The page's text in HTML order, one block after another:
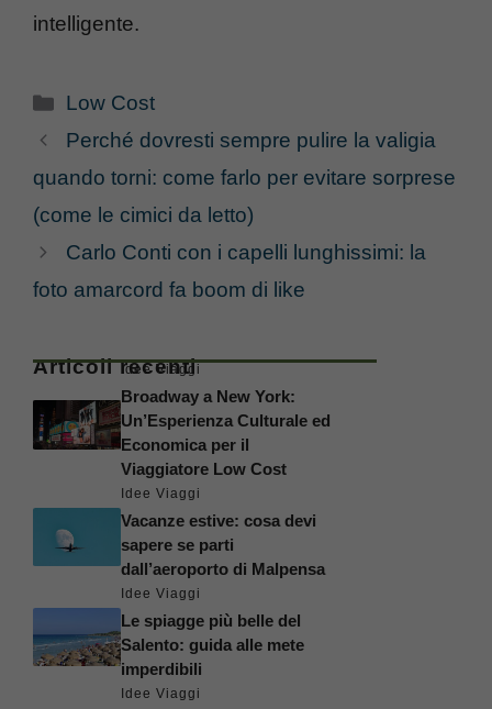
intelligente.
Categorie
Low Cost
Perché dovresti sempre pulire la valigia
quando torni: come farlo per evitare sorprese
(come le cimici da letto)
Carlo Conti con i capelli lunghissimi: la
foto amarcord fa boom di like
Articoli recenti
Idee Viaggi
Broadway a New York:
Un’Esperienza Culturale ed
Economica per il
Viaggiatore Low Cost
Idee Viaggi
Vacanze estive: cosa devi
sapere se parti
dall’aeroporto di Malpensa
Idee Viaggi
Le spiagge più belle del
Salento: guida alle mete
imperdibili
Idee Viaggi